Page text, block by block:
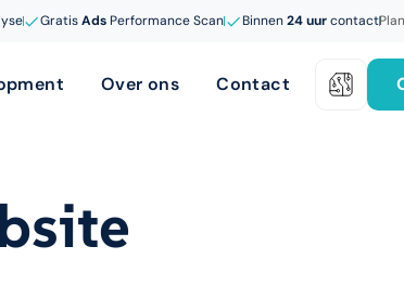
GratisAdsPerformance Scan Binnen24 uurcontact
Over ons Contact